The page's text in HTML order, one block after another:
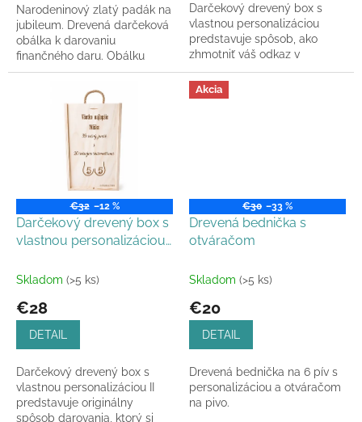
Narodeninový zlatý padák na
jubileum. Drevená darčeková
obálka k darovaniu
finančného daru. Obálku
vyrábame a posielame do
Darčekový drevený box s
vlastnou personalizáciou
predstavuje spôsob, ako
zhmotniť váš odkaz v
unikátnom dizajnovom
prevedení. Každý kus
vyrábame individuálne...
€32 –12 %
Darčekový drevený box s
vlastnou personalizáciou
Skladom (>5 ks)
€28
DETAIL
Darčekový drevený box s
vlastnou personalizáciou II
predstavuje originálny
spôsob darovania, ktorý si
Akcia
€30 –33 %
Drevená bednička s
otváračom
Skladom (>5 ks)
€20
DETAIL
Drevená bednička na 6 pív s
personalizáciou a otváračom
na pivo.